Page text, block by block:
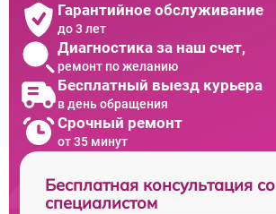
Гарантийное обслуживание
до 3 лет
Диагностика за наш счет,
ремонт по желанию
Бесплатный выезд курьера
в день обращения
Срочный ремонт
от 35 минут
Бесплатная консультация со
специалистом